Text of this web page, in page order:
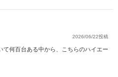
2026/06/22投稿
何百台ある中から、こちらのハイエー